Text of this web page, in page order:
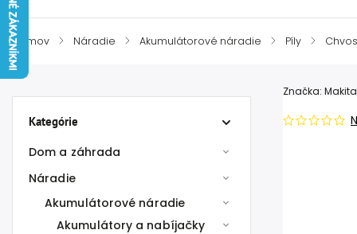
Domov / Náradie / Akumulátorové náradie / Píly /
Kategórie
Dom a záhrada
Náradie
Akumulátorové náradie
Akumulátory a nabíjačky
Značka: Makita